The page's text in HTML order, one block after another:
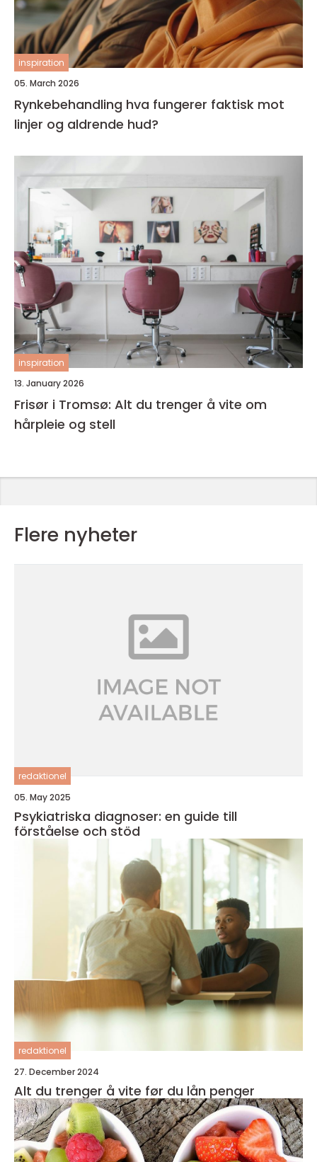
inspiration
05. March 2026
Rynkebehandling hva fungerer faktisk mot
linjer og aldrende hud?
inspiration
13. January 2026
Frisør i Tromsø: Alt du trenger å vite om
hårpleie og stell
Flere nyheter
redaktionel
05. May 2025
Psykiatriska diagnoser: en guide till
förståelse och stöd
redaktionel
27. December 2024
Alt du trenger å vite før du lån penger